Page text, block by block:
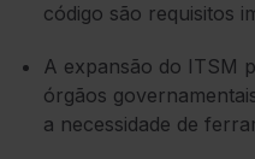
código são requisitos
A expansão do ITSM
órgãos
a necessidade de